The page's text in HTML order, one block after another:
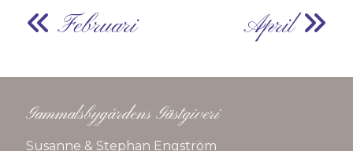
Februari April
Gammalsbygårdens Gästgiveri
Susanne & Stephan Engström